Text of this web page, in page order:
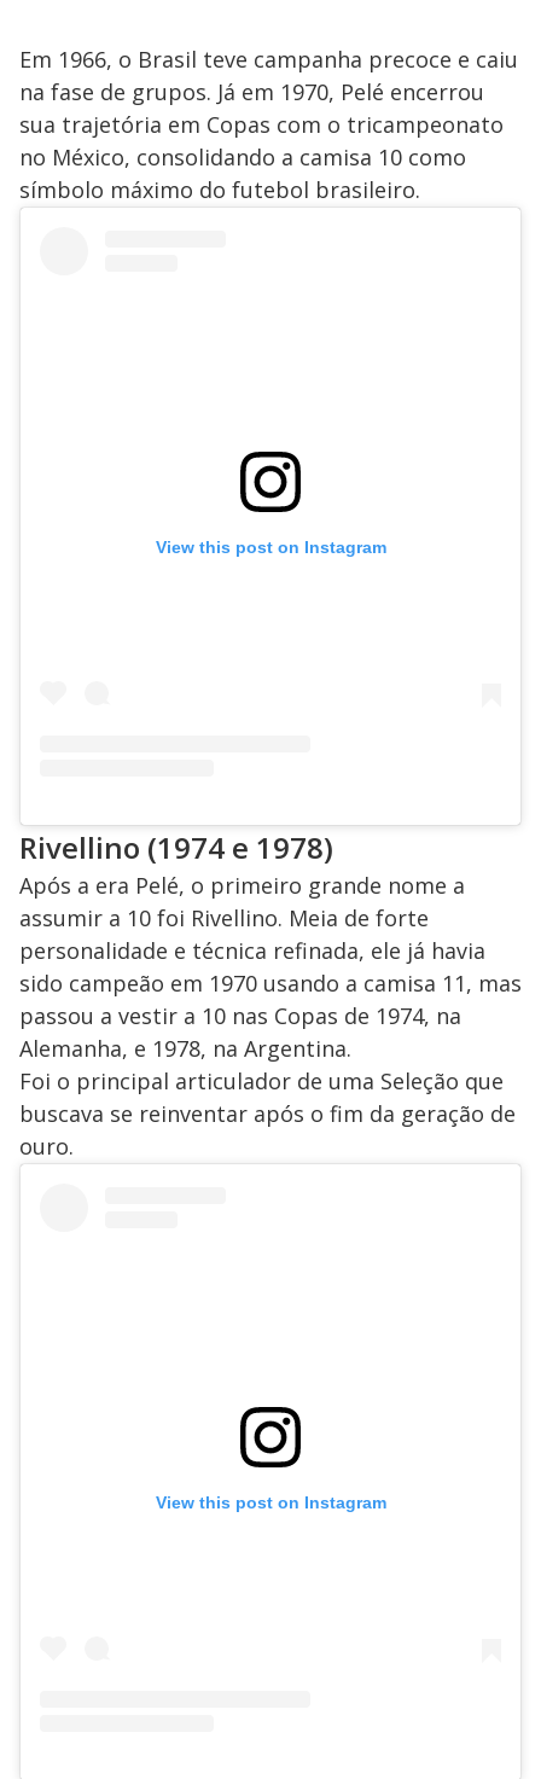
Em 1966, o Brasil teve campanha precoce e caiu
na fase de grupos. Já em 1970, Pelé encerrou
sua trajetória em Copas com o tricampeonato
no México, consolidando a camisa 10 como
símbolo máximo do futebol brasileiro.
View this post on Instagram
Rivellino (1974 e 1978)
Após a era Pelé, o primeiro grande nome a
assumir a 10 foi Rivellino. Meia de forte
personalidade e técnica refinada, ele já havia
sido campeão em 1970 usando a camisa 11, mas
passou a vestir a 10 nas Copas de 1974, na
Alemanha, e 1978, na Argentina.
Foi o principal articulador de uma Seleção que
buscava se reinventar após o fim da geração de
ouro.
View this post on Instagram